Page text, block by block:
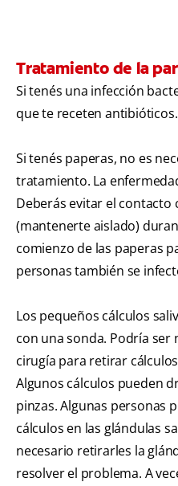
Tratamiento de la
Si tenés una infección
que te receten antibióticos.
Si tenés paperas, no es
tratamiento. La
Deberás evitar el contacto
(mantenerte aislado)
comienzo de las paperas
personas también se
Los pequeños cálculos
con una sonda. Podría ser
cirugía para retirar
Algunos cálculos pueden
pinzas. Algunas personas
cálculos en las glándulas
necesario retirarles la
resolver el problema. A